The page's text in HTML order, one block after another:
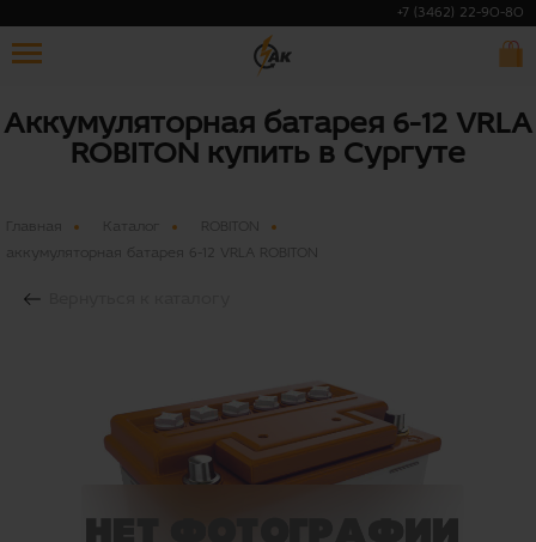
+7 (3462) 22-90-80
Аккумуляторная батарея 6-12 VRLA
ROBITON купить в Сургуте
Главная
ROBITON
аккумуляторная батарея 6-12 VRLA ROBITON